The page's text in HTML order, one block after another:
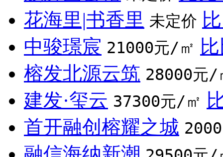
花海里|书香里 未定价
中骏璟宸 21000元/㎡
榕发北源云筑 28000元/
建发·玺云 37300元/㎡
首开融创榕耀之城